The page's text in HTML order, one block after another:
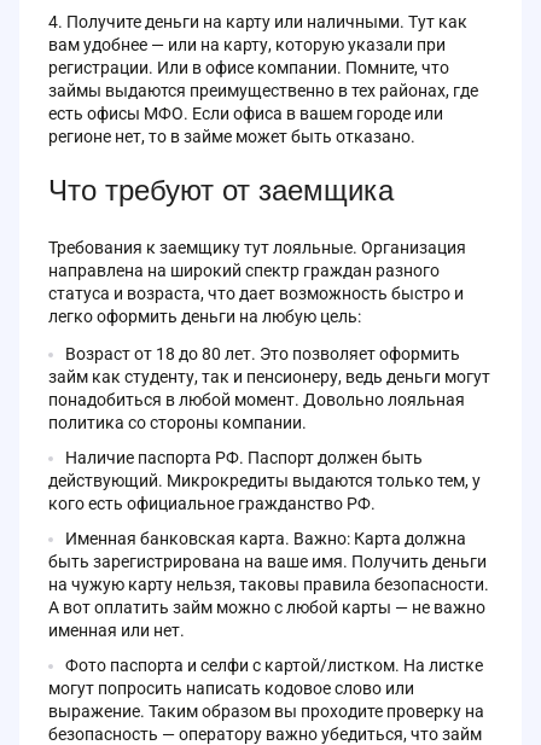
Получите деньги на карту или наличными. Тут как
вам удобнее — или на карту, которую указали при
регистрации. Или в офисе компании. Помните, что
займы выдаются преимущественно в тех районах, где
есть офисы МФО. Если офиса в вашем городе или
регионе нет, то в займе может быть отказано.
Что требуют от заемщика
Требования к заемщику тут лояльные. Организация
направлена на широкий спектр граждан разного
статуса и возраста, что дает возможность быстро и
легко оформить деньги на любую цель:
Возраст от 18 до 80 лет. Это позволяет оформить
займ как студенту, так и пенсионеру, ведь деньги могут
понадобиться в любой момент. Довольно лояльная
политика со стороны компании.
Наличие паспорта РФ. Паспорт должен быть
действующий. Микрокредиты выдаются только тем, у
кого есть официальное гражданство РФ.
Именная банковская карта. Важно: Карта должна
быть зарегистрирована на ваше имя. Получить деньги
на чужую карту нельзя, таковы правила безопасности.
А вот оплатить займ можно с любой карты — не важно
именная или нет.
Фото паспорта и селфи с картой/листком. На листке
могут попросить написать кодовое слово или
выражение. Таким образом вы проходите проверку на
безопасность — оператору важно убедиться, что займ